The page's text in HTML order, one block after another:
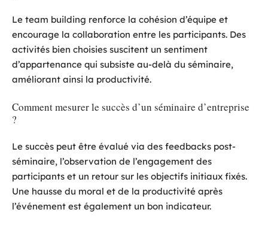
Le team building renforce la cohésion d’équipe et
encourage la collaboration entre les participants. Des
activités bien choisies suscitent un sentiment
d’appartenance qui subsiste au-delà du séminaire,
améliorant ainsi la productivité.
Comment mesurer le succès d’un séminaire d’entreprise
?
Le succès peut être évalué via des feedbacks post-
séminaire, l’observation de l’engagement des
participants et un retour sur les objectifs initiaux fixés.
Une hausse du moral et de la productivité après
l’événement est également un bon indicateur.